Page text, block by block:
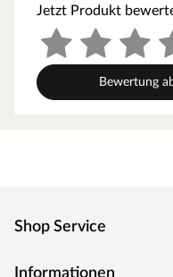
Kinderspielturm liegt bei
darauf, dass die Höhe
zur Größe deines Kindes
Spielgeräteplattform hat
Ausstattung/
Mit Rutsche. Eine
wenigen Handgriffen
Jetzt Produkt
Bewertung
Shop Service
Informationen